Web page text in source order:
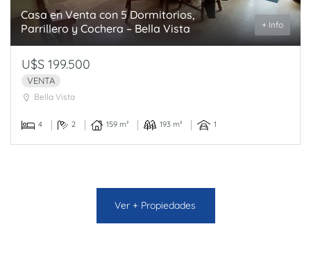
Casa en Venta con 5 Dormitorios,
Parrillero y Cochera – Bella Vista
+ Info
U$S 199.500
VENTA
Bella Vista
4 2 159 m² 193 m² 1
Ver + Propiedades